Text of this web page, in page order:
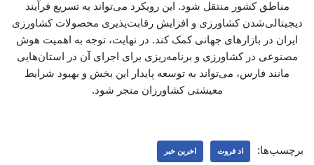
مناطق کشور منتقل شود. این رویکرد می‌تواند به تسریع فرآیند
دیجیتالی‌شدن کشاورزی و افزایش رقابت‌پذیری محصولات کشاورزی
ایران در بازارهای جهانی کمک کند. در نهایت، توجه به اهمیت هوش
مصنوعی در کشاورزی و برنامه‌ریزی برای اجرای آن در استان‌هایی
مانند فارس، می‌تواند به توسعه پایدار این بخش و بهبود شرایط
معیشتی کشاورزان منجر شود.
برچسب‌ها: اد فروت اخرین خبر